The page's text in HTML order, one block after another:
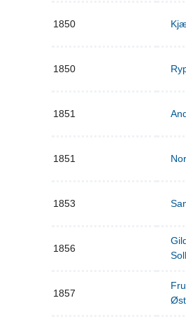
1850
1850
1851
1851
1853
1856
1857